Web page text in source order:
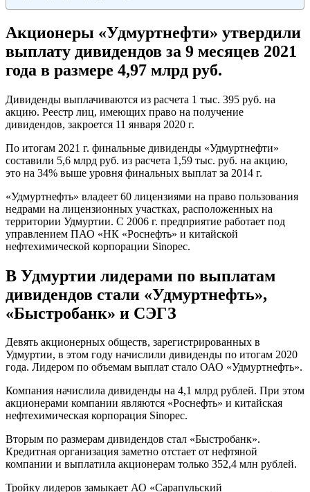
Акционеры «Удмуртнефти» утвердили
выплату дивидендов за 9 месяцев 2021
года в размере 4,97 млрд руб.
Дивиденды выплачиваются из расчета 1 тыс. 395 руб. на
акцию. Реестр лиц, имеющих право на получение
дивидендов, закроется 11 января 2020 г.
По итогам 2021 г. финальные дивиденды «Удмуртнефти»
составили 5,6 млрд руб. из расчета 1,59 тыс. руб. на акцию,
это на 34% выше уровня финальных выплат за 2014 г.
«Удмуртнефть» владеет 60 лицензиями на право пользования
недрами на лицензионных участках, расположенных на
территории Удмуртии. С 2006 г. предприятие работает под
управлением ПАО «НК «Роснефть» и китайской
нефтехимической корпорации Sinopec.
В Удмуртии лидерами по выплатам
дивидендов стали «Удмуртнефть»,
«Быстробанк» и СЭГЗ
Девять акционерных обществ, зарегистрированных в
Удмуртии, в этом году начислили дивиденды по итогам 2020
года. Лидером по объемам выплат стало ОАО «Удмуртнефть».
Компания начислила дивиденды на 4,1 млрд рублей. При этом
акционерами компании являются «Роснефть» и китайская
нефтехимическая корпорация Sinopec.
Вторым по размерам дивидендов стал «Быстробанк».
Кредитная организация заметно отстает от нефтяной
компании и выплатила акционерам только 352,4 млн рублей.
Тройку лидеров замыкает АО «Сарапульский